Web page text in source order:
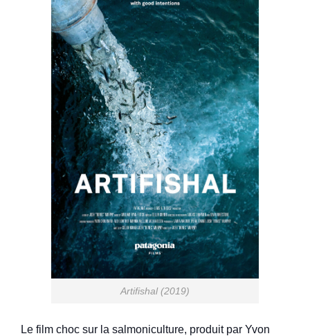
Artifishal (2019)
Le film choc sur la salmoniculture, produit par Yvon